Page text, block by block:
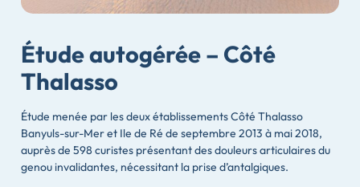
Étude autogérée – Côté
Thalasso
Étude menée par les deux établissements Côté Thalasso
Banyuls-sur-Mer et Ile de Ré de septembre 2013 à mai 2018,
auprès de 598 curistes présentant des douleurs articulaires du
genou invalidantes, nécessitant la prise d’antalgiques.